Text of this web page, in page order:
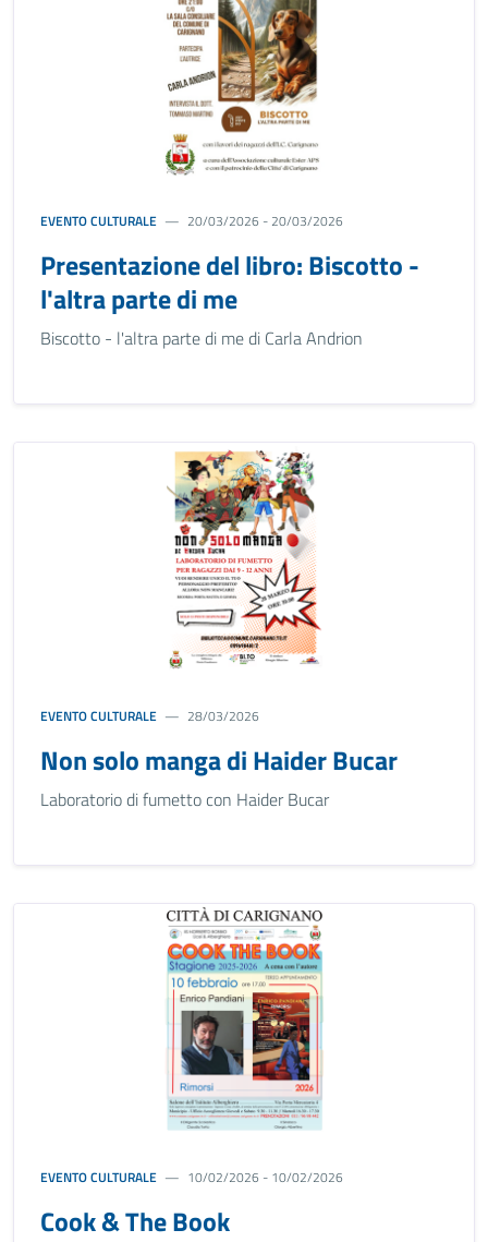
EVENTO CULTURALE 20/03/2026 - 20/03/2026
Presentazione del libro: Biscotto -
l'altra parte di me
Biscotto - l'altra parte di me di Carla Andrion
EVENTO CULTURALE 28/03/2026
Non solo manga di Haider Bucar
Laboratorio di fumetto con Haider Bucar
EVENTO CULTURALE 10/02/2026 - 10/02/2026
Cook & The Book